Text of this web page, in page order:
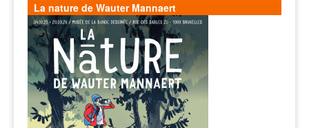
La nature de Wauter Mannaert